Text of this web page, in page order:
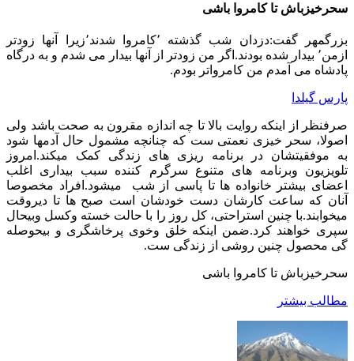
سحرخیزباش تا کامروا باشی
بزرگمهر گفت:دزدان شب گذشته ٬کامروا شدند٬زیرا آنها زودتر
ازمن٬ بیدار شده بودند.اگر من زودتر از آنها بیدار می شدم و به درگاه
پادشاه می آمدم من کامرواتر بودم.
پارس گیلدا
صرفنظر از اینکه روایت بالا تا چه اندازه مقرون به صحت باشد ولی
اصولا، سحر خیزی نعمتی ست که چنانچه مشمول حال آدمها شود
به موفقیتشان در برنامه ریزی های زندگی کمک میکند.امروز
تلویزیون وبرنامه های متنوع سرگرم کننده سبب بیداری اغلب
اعضای بیشتر خانواده ها تا پاسی از شب میشود.افراد مخصوصا
آنان که ساعت کارشان دست خودشان است صبح ها تا دیروقت
میخوابند.با چنین استراحتی، کل روز را با حالت خسته وکسل وبیحال
سپری خواهند کرد.ضمن اینکه خلق وخوی پرخاشگری و بیحوصله
گی محصول چنین روشی از زندگی ست.
سحرخیزباش تا کامروا باشی
مطالب بیشتر